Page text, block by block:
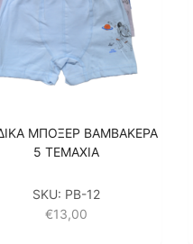
ΜΠΟΞΕΡ ΒΑΜΒΑΚΕΡΑ
5 ΤΕΜΑΧΙΑ
SKU: PB-12
€13,00